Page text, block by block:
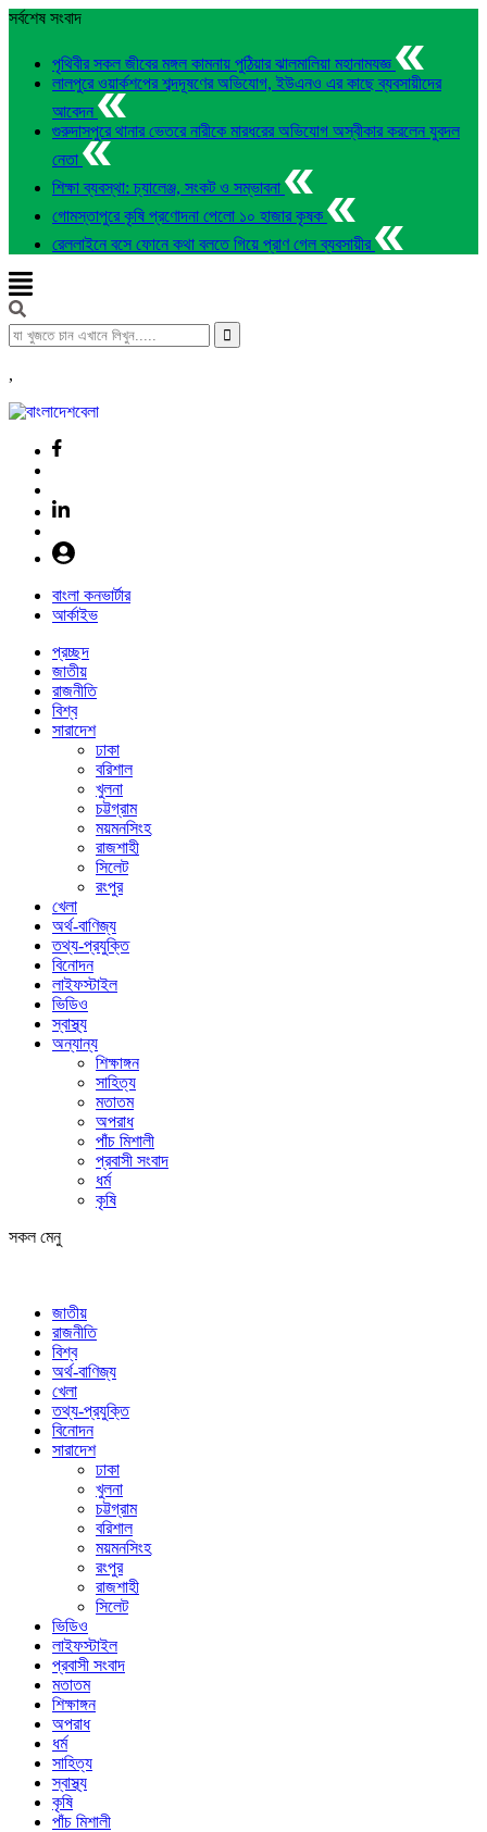
সর্বশেষ সংবাদ
পৃথিবীর সকল জীবের মঙ্গল কামনায় পুঠিয়ার ঝালমালিয়া মহানামযজ্ঞ
লালপুরে ওয়ার্কশপের শব্দদূষণের অভিযোগ, ইউএনও এর কাছে ব্যবসায়ীদের
আবেদন
গুরুদাসপুরে থানার ভেতরে নারীকে মারধরের অভিযোগ অস্বীকার করলেন যুবদল
নেতা
শিক্ষা ব্যবস্থা: চ্যালেঞ্জ, সংকট ও সম্ভাবনা
গোমস্তাপুরে কৃষি প্রণোদনা পেলো ১০ হাজার কৃষক
রেললাইনে বসে ফোনে কথা বলতে গিয়ে প্রাণ গেল ব্যবসায়ীর
,
বাংলা কনভার্টার
আর্কাইভ
প্রচ্ছদ
জাতীয়
রাজনীতি
বিশ্ব
সারাদেশ
ঢাকা
বরিশাল
খুলনা
চট্টগ্রাম
ময়মনসিংহ
রাজশাহী
সিলেট
রংপুর
খেলা
অর্থ-বাণিজ্য
তথ্য-প্রযুক্তি
বিনোদন
লাইফস্টাইল
ভিডিও
স্বাস্থ্য
অন্যান্য
শিক্ষাঙ্গন
সাহিত্য
মতাতম
অপরাধ
পাঁচ মিশালী
প্রবাসী সংবাদ
ধর্ম
কৃষি
সকল মেনু
জাতীয়
রাজনীতি
বিশ্ব
অর্থ-বাণিজ্য
খেলা
তথ্য-প্রযুক্তি
বিনোদন
সারাদেশ
ঢাকা
খুলনা
চট্টগ্রাম
বরিশাল
ময়মনসিংহ
রংপুর
রাজশাহী
সিলেট
ভিডিও
লাইফস্টাইল
প্রবাসী সংবাদ
মতাতম
শিক্ষাঙ্গন
অপরাধ
ধর্ম
সাহিত্য
স্বাস্থ্য
কৃষি
পাঁচ মিশালী